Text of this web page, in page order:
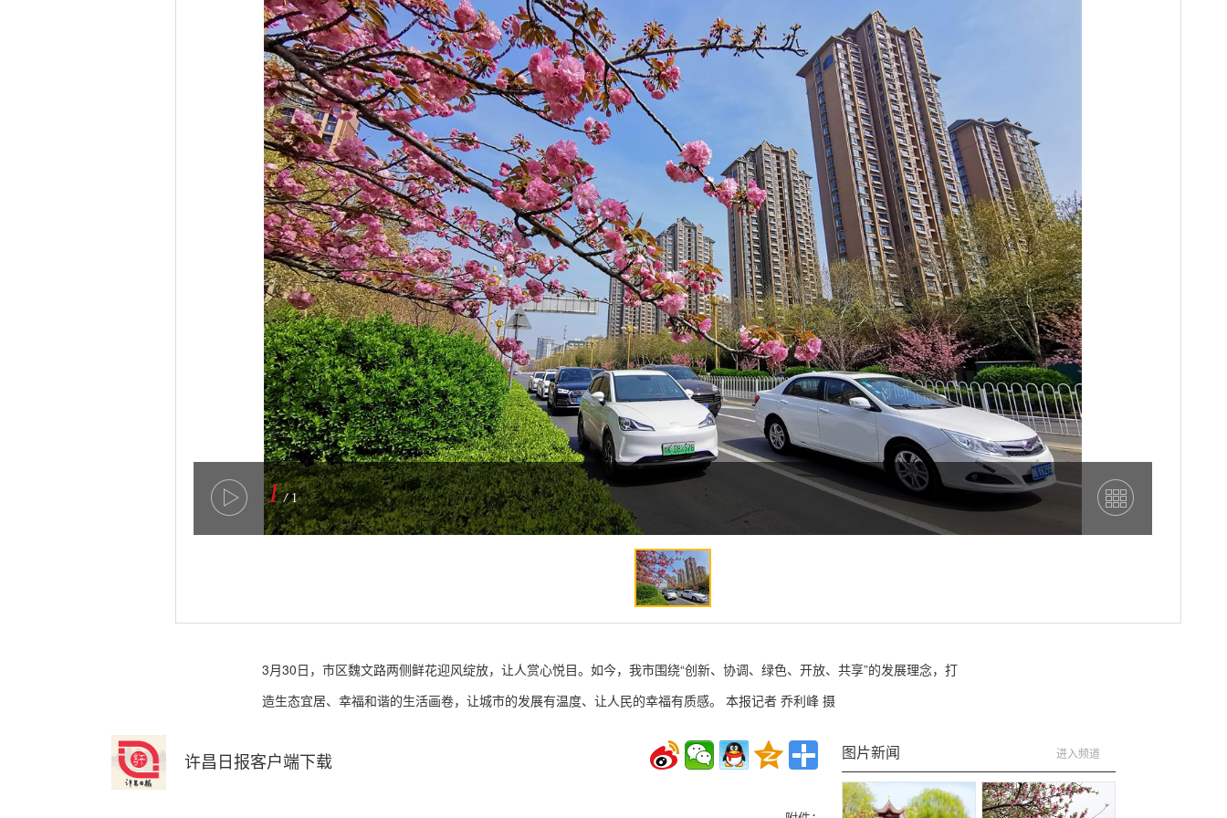
1 / 1
3月30日，市区魏文路两侧鲜花迎风绽放，让人赏心悦目。如今，我市围绕“创新、协调、绿色、开放、共享”的发展理念，打
造生态宜居、幸福和谐的生活画卷，让城市的发展有温度、让人民的幸福有质感。 本报记者 乔利峰 摄
许昌日报客户端下载
图片新闻 进入频道